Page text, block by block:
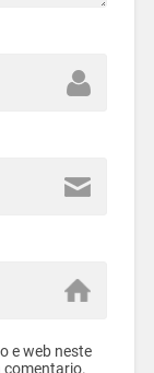
e web neste
comentario.